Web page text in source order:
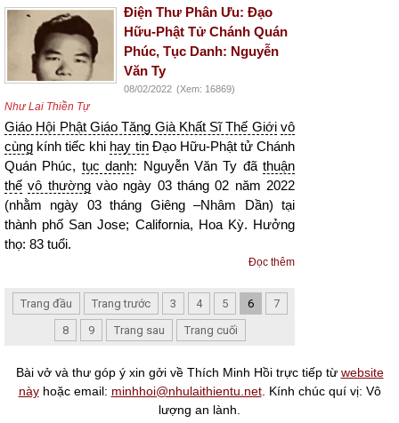
Điện Thư Phân Ưu: Đạo
Hữu-Phật Tử Chánh Quán
Phúc, Tục Danh: Nguyễn
Văn Ty
08/02/2022 (Xem: 16869)
Như Lai Thiền Tự
Giáo Hội Phật Giáo Tăng Già Khất Sĩ Thế Giới vô
cùng kính tiếc khi hay tinĐạo Hữu-Phật tử Chánh
Quán Phúc, tục danh: Nguyễn Văn Ty đã thuận
thế vô thườngvào ngày 03 tháng 02 năm 2022
(nhằm ngày 03 tháng Giêng –Nhâm Dần) tại
thành phố San Jose; California, Hoa Kỳ. Hưởng
thọ: 83 tuổi.
Đọc thêm
Trang đầu Trang trước 3 4 5 6
7
8
9 Trang sau Trang cuối
Bài vở và thư góp ý xin gởi về Thích Minh Hồi trực tiếp từ website
nàyhoặc email: minhhoi@nhulaithientu.net. Kính chúc quí vị: Vô
lượng an lành.